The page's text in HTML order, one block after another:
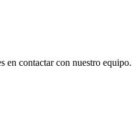
en contactar con nuestro equipo.